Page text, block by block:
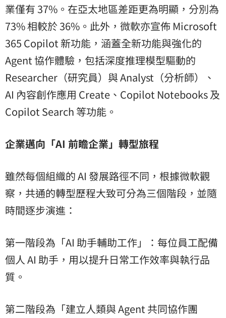
業僅有 37%。在亞太地區差距更為明顯，分別為
73% 相較於 36%。此外，微軟亦宣佈 Microsoft
365 Copilot 新功能，涵蓋全新功能與強化的
Agent 協作體驗，包括深度推理模型驅動的
Researcher（研究員）與 Analyst（分析師）、
AI 內容創作應用 Create、Copilot Notebooks 及
Copilot Search 等功能。
企業邁向「AI 前瞻企業」轉型旅程
雖然每個組織的 AI 發展路徑不同，根據微軟觀
察，共通的轉型歷程大致可分為三個階段，並隨
時間逐步演進：
第一階段為「AI 助手輔助工作」：每位員工配備
個人 AI 助手，用以提升日常工作效率與執行品
質。
第二階段為「建立人類與 Agent 共同協作團